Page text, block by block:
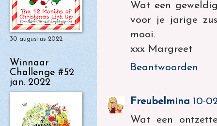
Wat een
voor je jarige
mooi.
xxx Margreet
Beantwoorden
Freubelmina 10-
Wat een
30 augustus 2022
Winnaar
Challenge #52
jan. 2022